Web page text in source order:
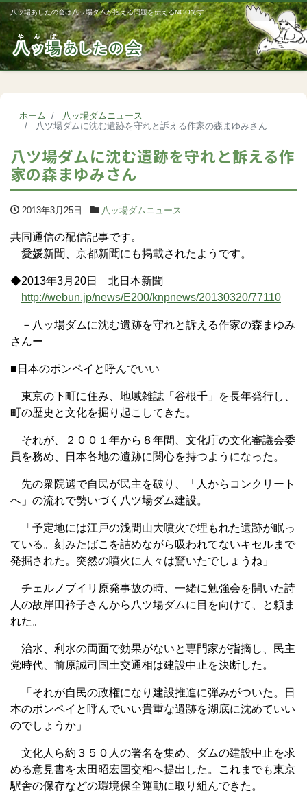
八ッ場あしたの会は八ッ場ダムが抱える問題を伝えるNGOです
ホーム
八ッ場ダムニュース
八ツ場ダムに沈む遺跡を守れと訴える作家の森まゆみさん
八ツ場ダムに沈む遺跡を守れと訴える作
家の森まゆみさん
2013年3月25日 八ッ場ダムニュース
共同通信の配信記事です。
愛媛新聞、京都新聞にも掲載されたようです。
◆2013年3月20日 北日本新聞
http://webun.jp/news/E200/knpnews/20130320/77110
－八ッ場ダムに沈む遺跡を守れと訴える作家の森まゆみ
さんー
■日本のポンペイと呼んでいい
東京の下町に住み、地域雑誌「谷根千」を長年発行し、
町の歴史と文化を掘り起こしてきた。
それが、２００１年から８年間、文化庁の文化審議会委
員を務め、日本各地の遺跡に関心を持つようになった。
先の衆院選で自民が民主を破り、「人からコンクリート
へ」の流れで勢いづく八ツ場ダム建設。
「予定地には江戸の浅間山大噴火で埋もれた遺跡が眠っ
ている。刻みたばこを詰めながら吸われてないキセルまで
発掘された。突然の噴火に人々は驚いたでしょうね」
チェルノブイリ原発事故の時、一緒に勉強会を開いた詩
人の故岸田衿子さんから八ツ場ダムに目を向けて、と頼ま
れた。
治水、利水の両面で効果がないと専門家が指摘し、民主
党時代、前原誠司国土交通相は建設中止を決断した。
「それが自民の政権になり建設推進に弾みがついた。日
本のポンペイと呼んでいい貴重な遺跡を湖底に沈めていい
のでしょうか」
文化人ら約３５０人の署名を集め、ダムの建設中止を求
める意見書を太田昭宏国交相へ提出した。これまでも東京
駅舎の保存などの環境保全運動に取り組んできた。